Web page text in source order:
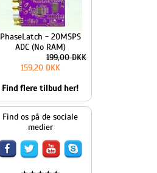
PhaseLatch - 20MSPS
ADC (No RAM)
199,00 DKK
159,20 DKK
Find flere tilbud her!
Find os på de sociale
medier